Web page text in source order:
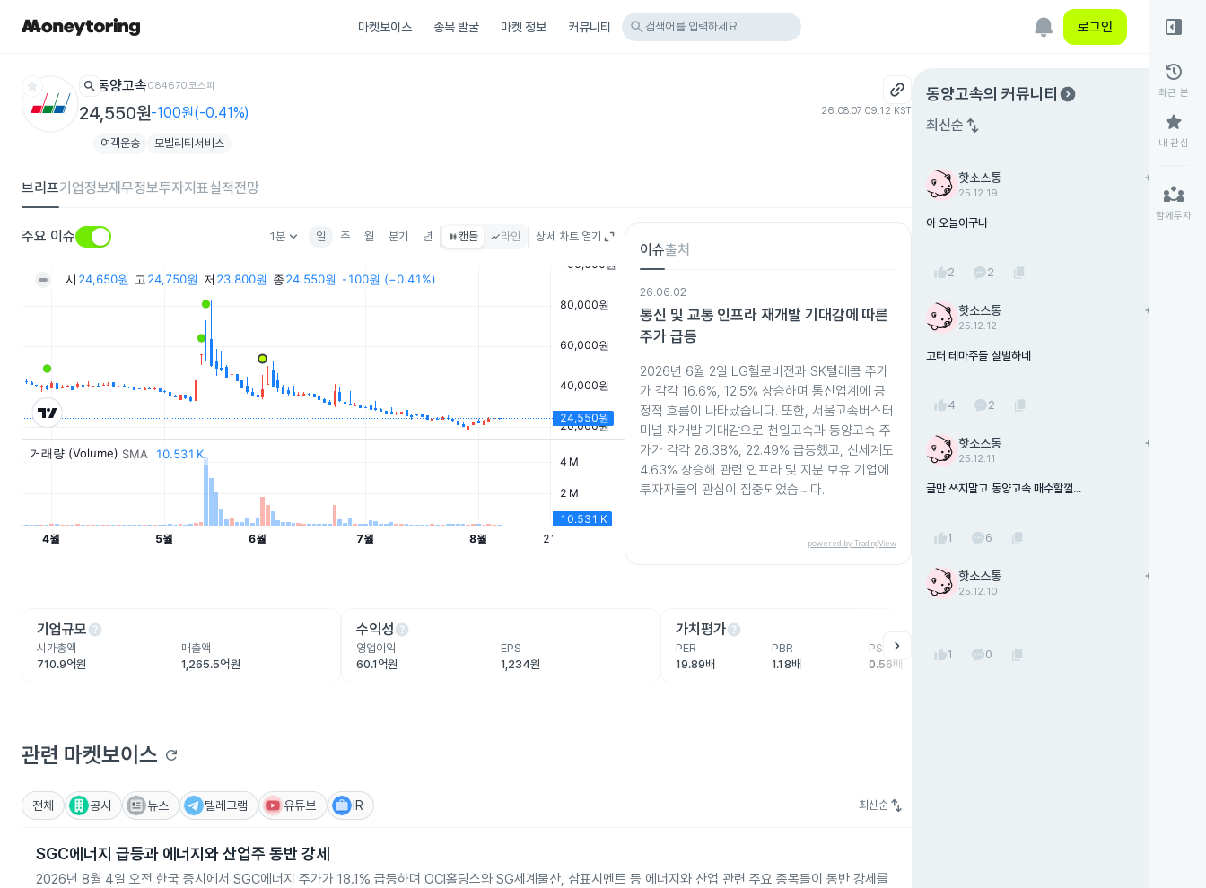
마켓보이스 종목 발굴 마켓 정보 커뮤니티 search 검색어를 입력하세요 로그인
star search 동양고속084670코스피
24,550원-100원(-0.41%) 26.08.07 09:12 KST
여객운송 모빌리티서비스
브리프기업정보재무정보투자지표실적전망
주요 이슈 1분keyboard_arrow_down 일 주 월 분기 년 캔들 라인 상세 차트 열기
이슈출처
26.06.02
통신 및 교통 인프라 재개발 기대감에 따른
주가 급등
2026년 6월 2일 LG헬로비전과 SK텔레콤 주가
가 각각 16.6%, 12.5% 상승하며 통신업계에 긍
정적 흐름이 나타났습니다. 또한, 서울고속버스터
미널 재개발 기대감으로 천일고속과 동양고속 주
가가 각각 26.38%, 22.49% 급등했고, 신세계도
4.63% 상승해 관련 인프라 및 지분 보유 기업에
투자자들의 관심이 집중되었습니다.
powered by TradingView
기업규모help
시가총액
710.9억원
매출액
1,265.5억원
수익성help
영업이익
60.1억원
EPS
1,234원
가치평가help
PER
19.89배
PBR
1.18배
PSR
0.56배
외국인
949주
chevron_right
관련 마켓보이스 refresh
전체 공시 뉴스 텔레그램 유튜브 IR 최신순 swap_vert
SGC에너지 급등과 에너지와 산업주 동반 강세
2026년 8월 4일 오전 한국 증시에서 SGC에너지 주가가 18.1% 급등하며 OCI홀딩스와 SG세계물산, 삼표시멘트 등 에너지와 산업 관련 주요 종목들이 동반 강세를
동양고속의 커뮤니티 expand_circle_right
최신순 swap_vert
핫소스통
25.12.19
add
아 오늘이구나
thumb_up2 2 content_copy
핫소스통
25.12.12
add
고터 테마주들 살벌하네
thumb_up4 2 content_copy
핫소스통
25.12.11
add
글만 쓰지말고 동양고속 매수할껄...
thumb_up1 6 content_copy
핫소스통
25.12.10
add
thumb_up1 0 content_copy
right_panel_open
history
최근 본
star
내 관심
partner_exchange
함께투자